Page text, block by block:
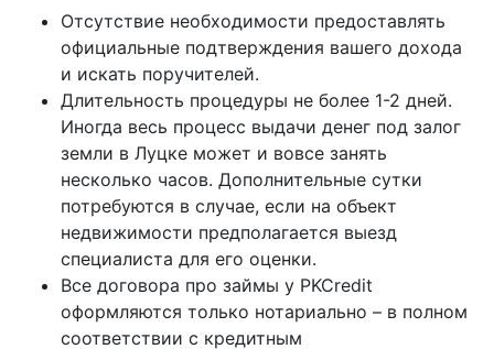
Отсутствие необходимости предоставлять
официальные подтверждения вашего дохода
и искать поручителей.
Длительность процедуры не более 1-2 дней.
Иногда весь процесс выдачи денег под залог
земли в Луцке может и вовсе занять
несколько часов. Дополнительные сутки
потребуются в случае, если на объект
недвижимости предполагается выезд
специалиста для его оценки.
Все договора про займы у PKCredit
оформляются только нотариально – в полном
соответствии с кредитным